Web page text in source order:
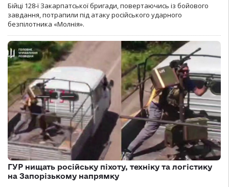
Бійці 128-ї Закарпатської бригади, повертаючись із бойового
завдання, потрапили під атаку російського ударного
безпілотника «Молнія».
ГУР нищать російську піхоту, техніку та логістику
на Запорізькому напрямку